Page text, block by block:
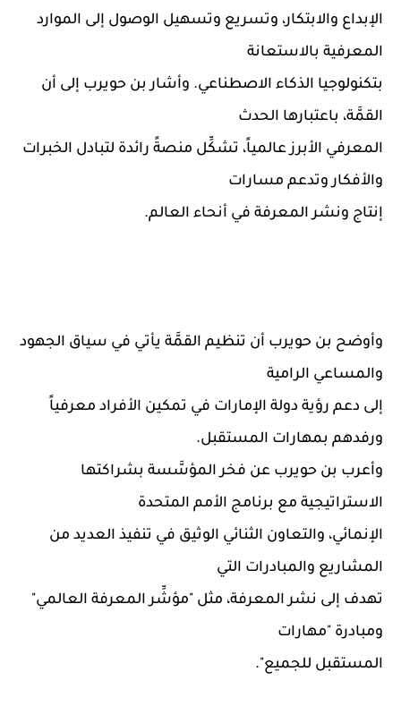
الإبداع والابتكار، وتسريع وتسهيل الوصول إلى الموارد
المعرفية بالاستعانة
بتكنولوجيا الذكاء الاصطناعي. وأشار بن حويرب إلى أن
القمَّة، باعتبارها الحدث
المعرفي الأبرز عالمياً، تشكِّل منصةً رائدة لتبادل الخبرات
والأفكار وتدعم مسارات
إنتاج ونشر المعرفة في أنحاء العالم.
وأوضح بن حويرب أن تنظيم القمَّة يأتي في سياق الجهود
والمساعي الرامية
إلى دعم رؤية دولة الإمارات في تمكين الأفراد معرفياً
ورفدهم بمهارات المستقبل.
وأعرب بن حويرب عن فخر المؤسَّسة بشراكتها
الاستراتيجية مع برنامج الأمم المتحدة
الإنمائي، والتعاون الثنائي الوثيق في تنفيذ العديد من
المشاريع والمبادرات التي
تهدف إلى نشر المعرفة، مثل "مؤشِّر المعرفة العالمي"
ومبادرة "مهارات
المستقبل للجميع".